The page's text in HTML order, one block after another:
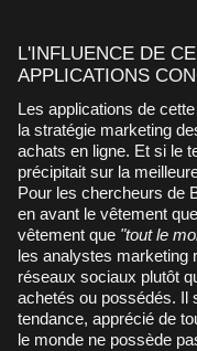
L'INFLUENCE DE
APPLICATIONS
Les applications de cette étude se situent dans les domaines de
la stratégie marketing
achats en ligne. Et si le
précipitait sur la
Pour les chercheurs de
en avant le vêtement
vêtement que "tout le
les analystes marketing
réseaux sociaux plutôt
achetés ou possédés. Il
tendance, apprécié de
le monde ne possède